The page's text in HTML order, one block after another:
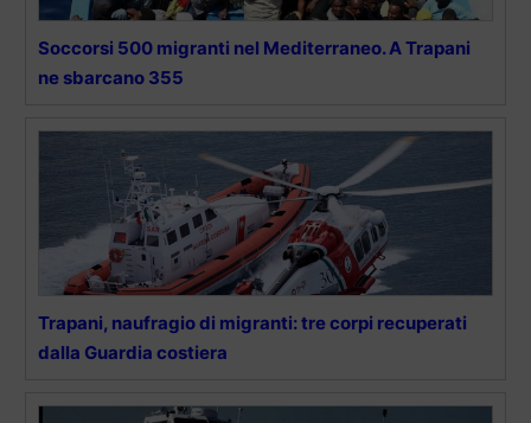
Soccorsi 500 migranti nel Mediterraneo. A Trapani
ne sbarcano 355
Trapani, naufragio di migranti: tre corpi recuperati
dalla Guardia costiera